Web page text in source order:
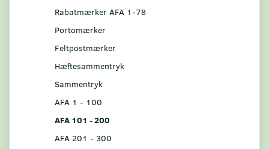
Rabatmærker AFA 1-78
Portomærker
Feltpostmærker
Hæftesammentryk
Sammentryk
AFA 1 - 100
AFA 101 - 200
AFA 201 - 300